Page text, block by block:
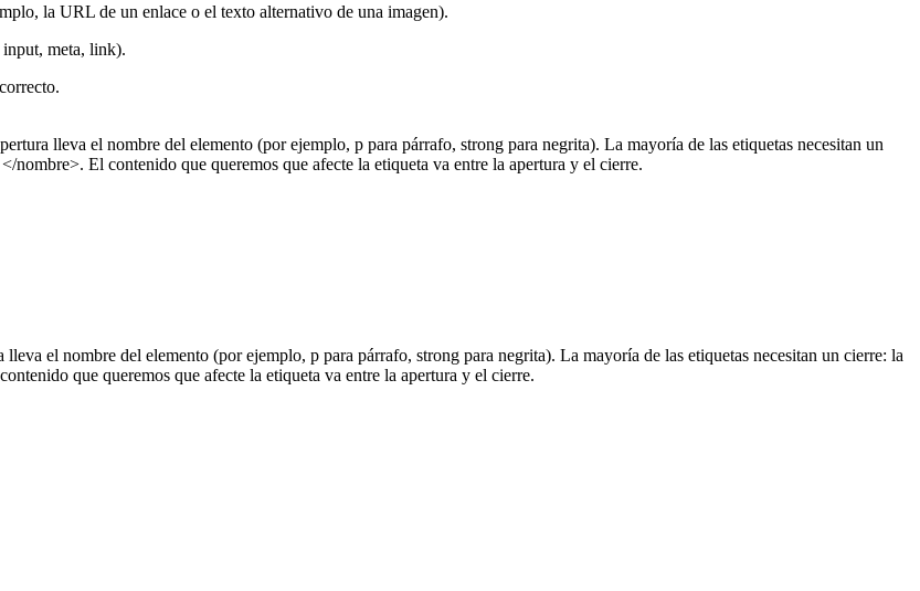
la URL de un enlace o el texto alternativo de una imagen).
meta, link).
lleva el nombre del elemento (por ejemplo, p para párrafo, strong para negrita). La mayoría de las etiquetas necesitan un
nombre>. El contenido que queremos que afecte la etiqueta va entre la apertura y el cierre.
el nombre del elemento (por ejemplo, p para párrafo, strong para negrita). La mayoría de las etiquetas necesitan un cierre: la
que queremos que afecte la etiqueta va entre la apertura y el cierre.